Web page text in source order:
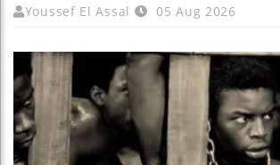
Youssef El Assal 05 Aug 2026